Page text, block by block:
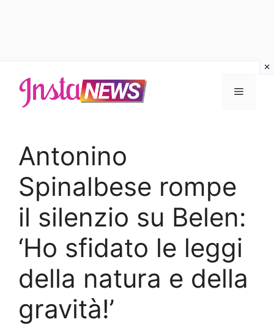
contenuto
Menu
Antonino
Spinalbese rompe
il silenzio su Belen:
‘Ho sfidato le leggi
della natura e della
gravità!’